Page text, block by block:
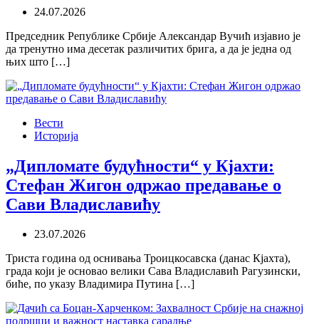
24.07.2026
Председник Републике Србије Александар Вучић изјавио је
да тренутно има десетак различитих брига, а да је једна од
њих што […]
Вести
Историја
„Дипломате будућности“ у Кјахти:
Стефан Жигон одржао предавање о
Сави Владиславићу
23.07.2026
Триста година од оснивања Троицкосавска (данас Кјахта),
града који је основао велики Сава Владиславић Рагузински,
биће, по указу Владимира Путина […]